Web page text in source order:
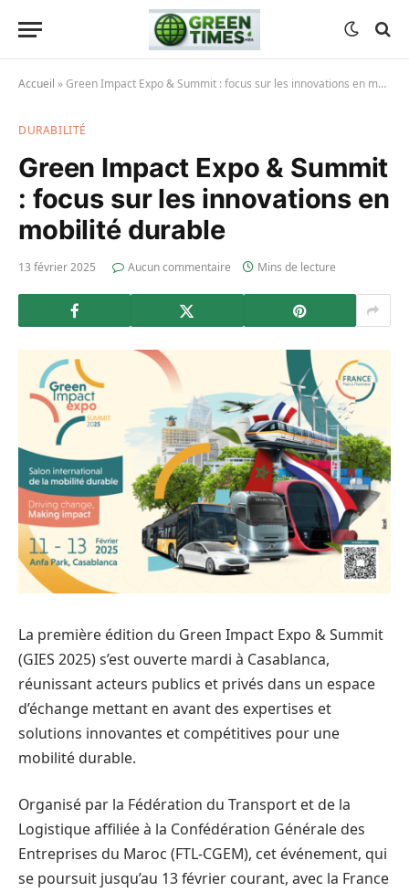
Accueil »Green Impact Expo & Summit : focus sur les innovations en mobilité durable
DURABILITÉ
Green Impact Expo & Summit
: focus sur les innovations en
mobilité durable
13 février 2025 Aucun commentaire Mins de lecture
La première édition du Green Impact Expo & Summit
(GIES 2025) s’est ouverte mardi à Casablanca,
réunissant acteurs publics et privés dans un espace
d’échange mettant en avant des expertises et
solutions innovantes et compétitives pour une
mobilité durable.
Organisé par la Fédération du Transport et de la
Logistique affiliée à la Confédération Générale des
Entreprises du Maroc (FTL-CGEM), cet événement, qui
se poursuit jusqu’au 13 février courant, avec la France